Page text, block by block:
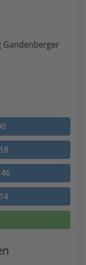
Gandenberger